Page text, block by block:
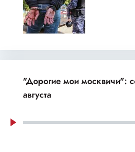
"Дорогие мои москвичи":
августа